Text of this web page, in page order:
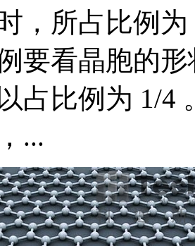
，所占比例
要看晶胞的
占比例为 1/4
...